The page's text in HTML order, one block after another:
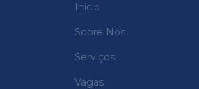
Início
Sobre Nós
Serviços
Vagas